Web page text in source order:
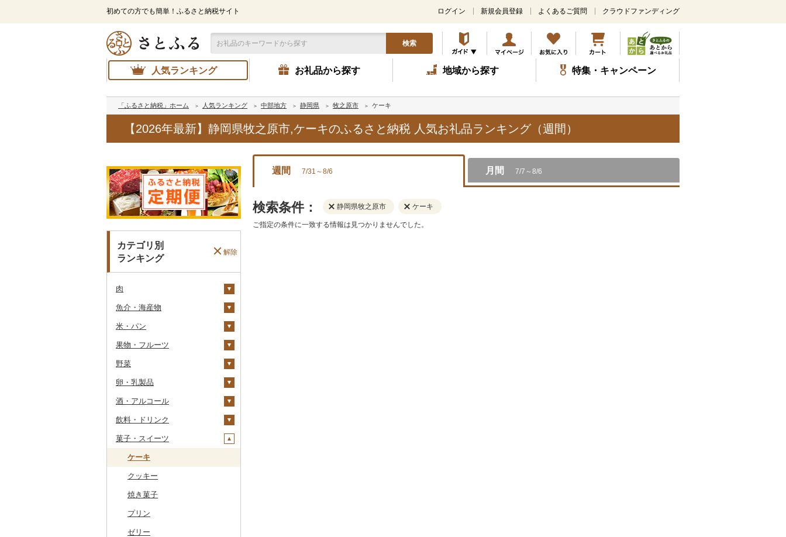
初めての方でも簡単！ふるさと納税サイト
メ
ン
コ
ン
テ
ツ
キ
ッ
プ
ログイン 新規会員登録 よくあるご質問 クラウドファンディング
検索
人気ランキング お礼品から探す 地域から探す 特集・キャンペーン
「ふるさと納税」ホーム 人気ランキング 中部地方 静岡県 牧之原市 ケーキ
【2026年最新】静岡県牧之原市,ケーキのふるさと納税 人気お礼品ランキング（週間）
カテゴリ別
ランキング
解除
肉
牛肉（精肉）
ステーキ
すき焼き
焼肉
牛タン
和牛
黒毛和牛
白老牛
仙台牛
米沢牛
山形牛
常陸牛
牛肉（加工品）
ハンバーグ
ローストビーフ
ビーフジャーキー
その他牛肉（加工品）
豚肉（精肉）
すき焼き
しゃぶしゃぶ
焼肉
アグー豚
その他豚肉（精肉）
豚肉（加工品）
ハンバーグ
もつ鍋
ハム
ソーセージ・ウインナ
ー
ベーコン・サラミ
鶏肉
鶏肉（精肉）
ハム・ソーセージ
唐揚げ
中津からあげ
水炊き
地鶏
赤鶏さつま
その他鶏肉
鹿肉
馬肉
羊肉・ラム肉（ジンギス
カン）
鴨肉
魚介・海産物
カニ
ズワイガニ
毛ガニ
かにしゃぶ
その他カニ
エビ
ボタンエビ
伊勢海老
その他エビ
いくら
うに
明太子・たらこ
明太子
たらこ
その他魚卵
数の子
からすみ
キャビア
その他魚卵
貝
帆立（ホタテ）
鮑（アワビ）
牡蠣（カキ）
あさり
しじみ
うなぎ
鮮魚
鮭・サーモン
マグロ
イワシ
イカ・タコ
イカ
タコ
海苔・海藻
海苔
干物
米・パン
米
無洗米
玄米
金芽米
ゆめぴりか
つや姫
コシヒカリ
はえぬき
さがびより
あきたこまち
雑穀
餅
その他穀物加工品
パン
果物・フルーツ
ぶどう・マスカット
巨峰
ナガノパープル
ピオーネ
デラウェア
シャインマスカット
その他ぶどう・マスカ
いちご
りんご
もも
メロン
さくらんぼ
梨
和梨
洋梨・ラフランス
マンゴー
みかん・柑橘
みかん
すいか
野菜
いも
じゃがいも
さつまいも
その他いも
トマト
フルーツトマト
ミニトマト
その他トマト
玉ねぎ
ねぎ
とうもろこし
根菜
人参
大根
自然薯
アスパラガス
豆
きのこ
卵・乳製品
卵
チーズ
ヨーグルト
牛乳
バター
その他乳製品
酒・アルコール
ビール・発泡酒
ビール
発泡酒
地ビール・クラフトビ
日本酒
純米大吟醸
純米吟醸
大吟醸
吟醸
その他日本酒
焼酎
芋焼酎
麦焼酎
米焼酎
黒糖焼酎
梅酒
泡盛
ワイン
白ワイン
ウイスキー
飲料・ドリンク
水・ミネラルウォーター
コーヒー・コーヒー豆
飲料
コーヒー豆
粉
ドリップ
茶
飲料
茶葉・ティーバッグ
静岡茶
果汁飲料
りんごジュース
みかんジュース（オレ
紅茶
飲料
その他飲料・ジュース
菓子・スイーツ
ケーキ
クッキー
焼き菓子
プリン
ゼリー
週間 7/31～8/6 月間 7/7～8/6
検索条件： 静岡県牧之原市 ケーキ
ご指定の条件に一致する情報は見つかりませんでした。